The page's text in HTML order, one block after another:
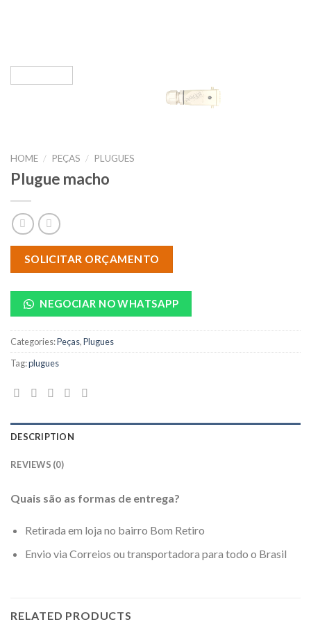
HOME / PEÇAS / PLUGUES
Plugue macho
SOLICITAR ORÇAMENTO
NEGOCIAR NO WHATSAPP
Categories:Peças,Plugues
Tag:plugues
DESCRIPTION
REVIEWS (0)
Quais são as formas de entrega?
Retirada em loja no bairro Bom Retiro
Envio via Correios ou transportadora para todo o Brasil
RELATED PRODUCTS